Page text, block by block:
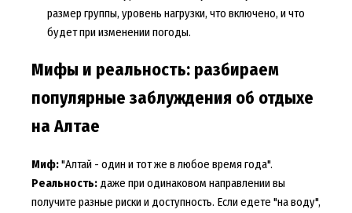
размер группы, уровень нагрузки, что включено, и что
будет при изменении погоды.
Мифы и реальность: разбираем
популярные заблуждения об отдыхе
на Алтае
Миф:"Алтай - один и тот же в любое время года".
Реальность:даже при одинаковом направлении вы
получите разные риски и доступность. Если едете "на воду",